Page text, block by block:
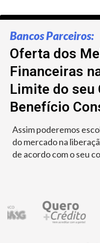
Bancos Parceiros:
Oferta dos
Financeiras
Limite do seu
Benefício
Assim poderemos
do mercado na
de acordo com o seu